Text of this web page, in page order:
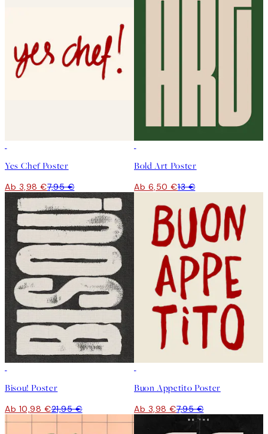
Yes Chef Poster
Ab 3,98 €7,95 €
Bold Art Poster
Ab 6,50 €13 €
Bisou! Poster
Ab 10,98 €21,95 €
Buon Appetito Poster
Ab 3,98 €7,95 €